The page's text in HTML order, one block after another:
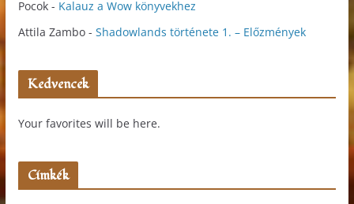
Pocok- Kalauz a Wow könyvekhez
Attila Zambo- Shadowlands története 1. – Előzmények
Kedvencek
Your favorites will be here.
Címkék